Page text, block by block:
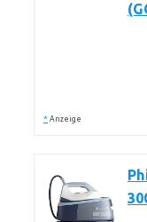
* Anzeige